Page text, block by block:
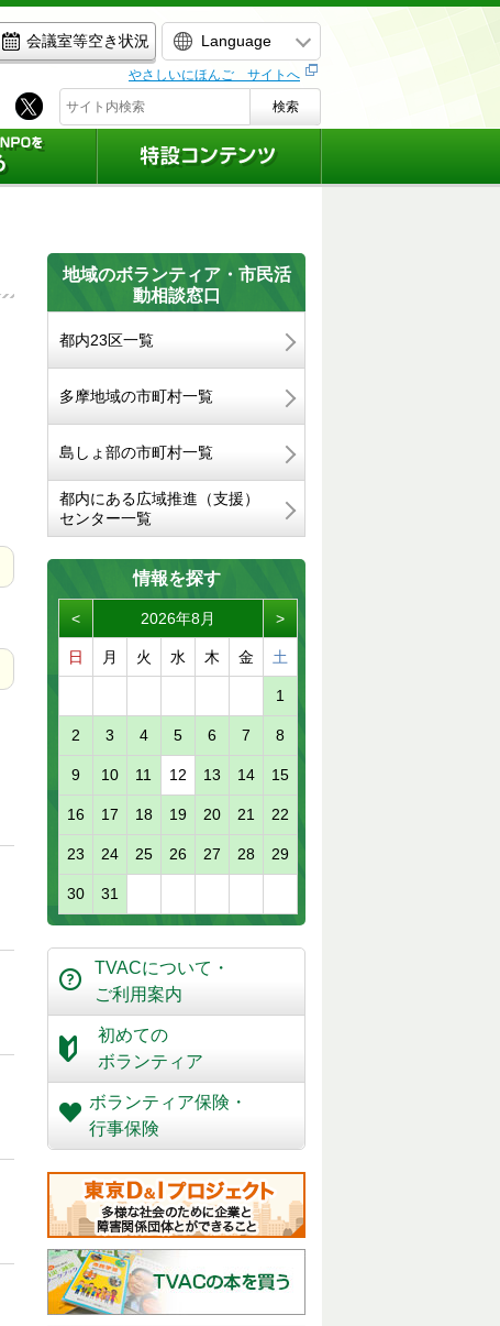
会議室等空き状況 Language
やさしいにほんご サイトへ
検索
地域のボランティア・市民活
動相談窓口
都内23区一覧
多摩地域の市町村一覧
島しょ部の市町村一覧
都内にある広域推進（支援）
センター一覧
情報を探す
< 2026年8月 >
日 月 火 水 木 金 土
1
2 3 4 5 6 7 8
9 10 11 12 13 14 15
16 17 18 19 20 21 22
23 24 25 26 27 28 29
30 31
TVACについて・
ご利用案内
初めての
ボランティア
ボランティア保険・
行事保険